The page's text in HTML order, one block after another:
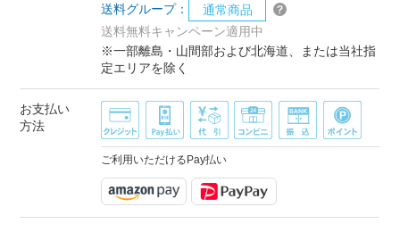
送料グループ：
通常商品
送料無料キャンペーン適用中
※一部離島・山間部および北海道、または当社指
定エリアを除く
お支払い
方法
ご利用いただけるPay払い